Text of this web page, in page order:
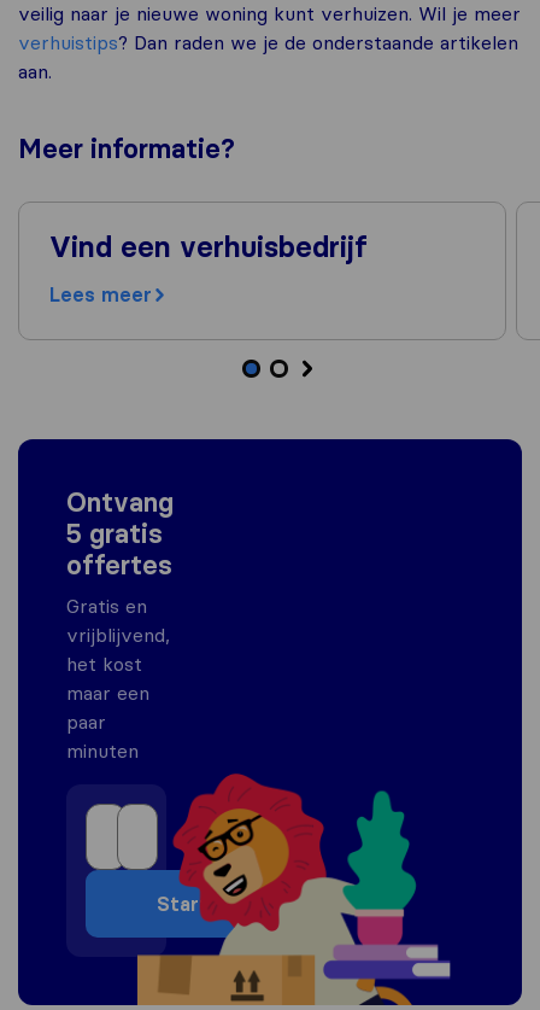
veilig naar je nieuwe woning kunt verhuizen. Wil je meer
verhuistips? Dan raden we je de onderstaande artikelen
aan.
Meer informatie?
Vind een verhuisbedrijf
Lees meer
Ontvang
5 gratis
offertes
Gratis en
vrijblijvend,
het kost
maar een
paar
minuten
Start